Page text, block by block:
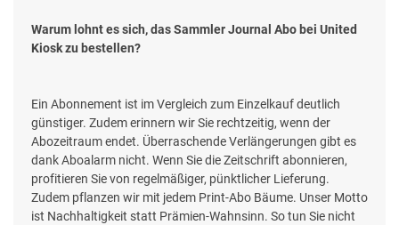
Warum lohnt es sich, das Sammler Journal Abo bei United
Kiosk zu bestellen?
Ein Abonnement ist im Vergleich zum Einzelkauf deutlich
günstiger. Zudem erinnern wir Sie rechtzeitig, wenn der
Abozeitraum endet. Überraschende Verlängerungen gibt es
dank Aboalarm nicht. Wenn Sie die Zeitschrift abonnieren,
profitieren Sie von regelmäßiger, pünktlicher Lieferung.
Zudem pflanzen wir mit jedem Print-Abo Bäume. Unser Motto
ist Nachhaltigkeit statt Prämien-Wahnsinn. So tun Sie nicht